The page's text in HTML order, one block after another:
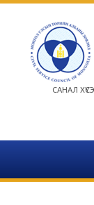
САНАЛ